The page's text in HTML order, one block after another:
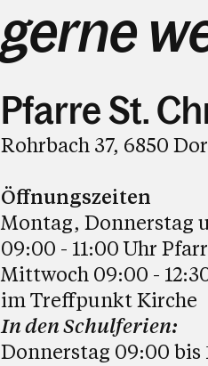
gerne
Pfarre St.
Rohrbach 37, 6850
Öffnungszeiten
Montag, Donnerstag
09:00 - 11:00 Uhr
Mittwoch 09:00 -
im Treffpunkt Kirche
In den Schulferien:
Donnerstag 09:00 bis